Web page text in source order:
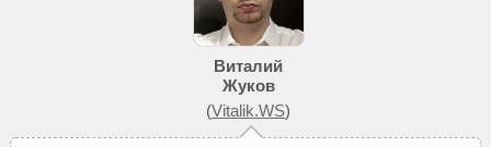
Виталий
Жуков
(Vitalik.WS)